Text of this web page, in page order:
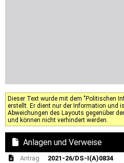
Dieser Text wurde mit dem "Politischen
erstellt. Er dient nur der Information und
Abweichungen des Layouts gegenüber
und können nicht verhindert werden.
Anlagen und Verweise
Antrag
2021-26/DS-I(A)0834